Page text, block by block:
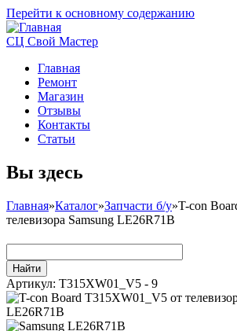
Перейти к основному содержанию
СЦ Свой Мастер
Главная
Ремонт
Магазин
Отзывы
Контакты
Статьи
Вы здесь
Главная»Каталог»Запчасти б/у»T-con
телевизора Samsung LE26R71B
Артикул: T315XW01_V5 - 9